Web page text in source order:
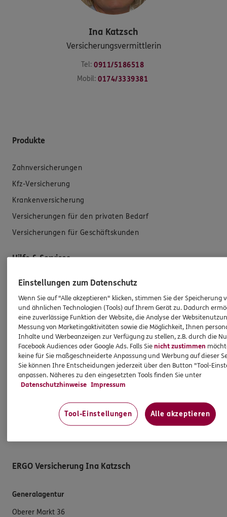
Ina Katzsch
Versicherungsvermittlerin
Tel: 0911/5186518
Mobil: 0174/3339381
Produkte
Zahnversicherungen
Kfz-Versicherung
Krankenversicherung
Versicherungen für den privaten Bedarf
Versicherungen für Geschäftskunden
Hilfe & Services
E-Mail schreiben
Schaden melden
Erstkontaktinformationen
EU-Offenlegungsvereinbarung
Datenverarbeitung
Das könnte Sie auch interessieren
Unsere Agentur
ERGO Versicherung Ina Katzsch
Generalagentur
Oberer Markt 36
Einstellungen zum Datenschutz
Wenn Sie auf "Alle akzeptieren" klicken, stimmen Sie der Speicherung
und ähnlichen Technologien (Tools) auf Ihrem Gerät zu. Dadurch
eine zuverlässige Funktion der Website, die Analyse der
Messung von Marketingaktivitäten sowie die Möglichkeit, Ihnen
Inhalte und Werbeanzeigen zur Verfügung zu stellen, z.B. durch die
Facebook Audiences oder Google Ads. Falls Sienicht zustimmen
keine für Sie maßgeschneiderte Anpassung und Werbung auf dieser
Sie können Ihre Entscheidungen jederzeit über den Button "Tool-
anpassen. Näheres zu den eingesetzten Tools finden Sie unter
Datenschutzhinweise Impressum
Tool-Einstellungen Alle akzeptieren